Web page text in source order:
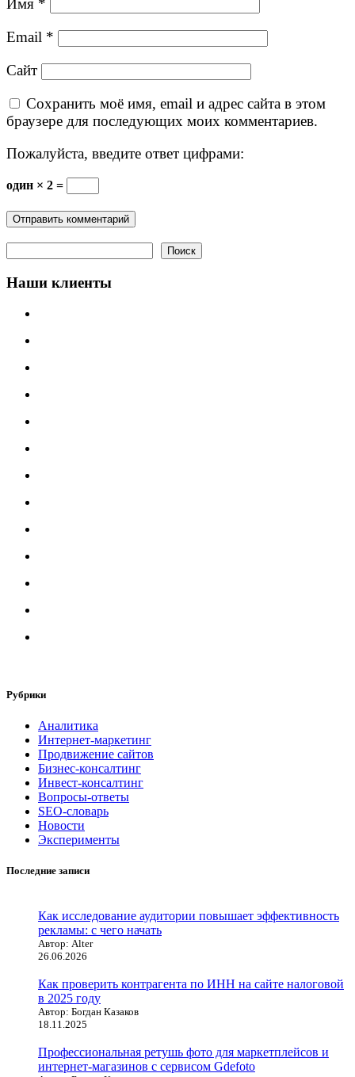
Имя *
Email *
Сайт
Сохранить моё имя, email и адрес сайта в этом
браузере для последующих моих комментариев.
Пожалуйста, введите ответ цифрами:
один × 2 =
Поиск
Наши клиенты
Рубрики
Аналитика
Интернет-маркетинг
Продвижение сайтов
Бизнес-консалтинг
Инвест-консалтинг
Вопросы-ответы
SEO-словарь
Новости
Эксперименты
Последние записи
Как исследование аудитории повышает эффективность
рекламы: с чего начать
Автор: Alter
26.06.2026
Как проверить контрагента по ИНН на сайте налоговой
в 2025 году
Автор: Богдан Казаков
18.11.2025
Профессиональная ретушь фото для маркетплейсов и
интернет-магазинов с сервисом Gdefoto